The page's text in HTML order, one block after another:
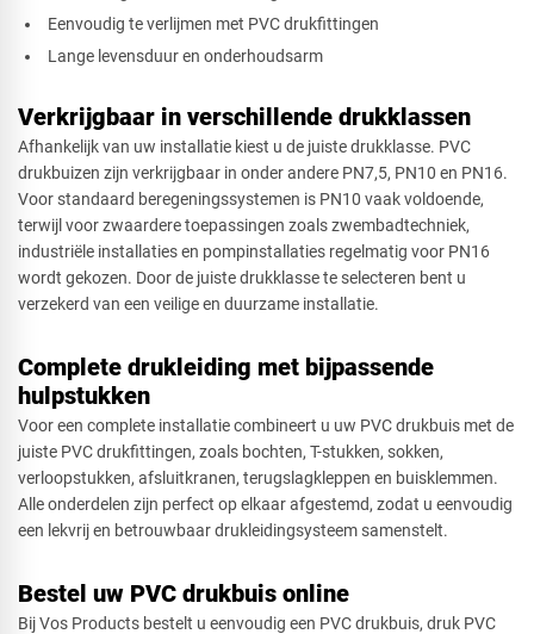
Eenvoudig te verlijmen met PVC drukfittingen
Lange levensduur en onderhoudsarm
Verkrijgbaar in verschillende drukklassen
Afhankelijk van uw installatie kiest u de juiste drukklasse. PVC
drukbuizen zijn verkrijgbaar in onder andere PN7,5, PN10 en PN16.
Voor standaard beregeningssystemen is PN10 vaak voldoende,
terwijl voor zwaardere toepassingen zoals zwembadtechniek,
industriële installaties en pompinstallaties regelmatig voor PN16
wordt gekozen. Door de juiste drukklasse te selecteren bent u
verzekerd van een veilige en duurzame installatie.
Complete drukleiding met bijpassende
hulpstukken
Voor een complete installatie combineert u uw PVC drukbuis met de
juiste PVC drukfittingen, zoals bochten, T-stukken, sokken,
verloopstukken, afsluitkranen, terugslagkleppen en buisklemmen.
Alle onderdelen zijn perfect op elkaar afgestemd, zodat u eenvoudig
een lekvrij en betrouwbaar drukleidingsysteem samenstelt.
Bestel uw PVC drukbuis online
Bij Vos Products bestelt u eenvoudig een PVC drukbuis, druk PVC